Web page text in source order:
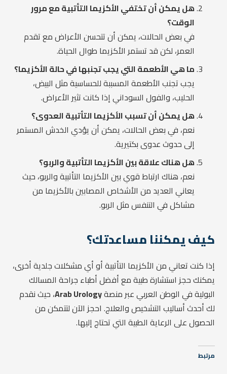
هل يمكن أن تختفي الأكزيما التأتبية مع مرور
الوقت؟
في بعض الحالات، يمكن أن تتحسن الأعراض مع تقدم
العمر، لكن قد تستمر الأكزيما طوال الحياة.
ما هي الأطعمة التي يجب تجنبها في حالة الأكزيما؟
يجب تجنب الأطعمة المسببة للحساسية مثل البيض،
الحليب، والفول السوداني إذا كانت تثير الأعراض.
هل يمكن أن تسبب الأكزيما التأتبية العدوى؟
نعم، في بعض الحالات، يمكن أن يؤدي الخدش المستمر
إلى حدوث عدوى بكتيرية.
هل هناك علاقة بين الأكزيما التأتبية والربو؟
نعم، هناك ارتباط قوي بين الأكزيما التأتبية والربو، حيث
يعاني العديد من الأشخاص المصابين بالأكزيما من
مشاكل في التنفس مثل الربو.
كيف يمكننا مساعدتك؟
إذا كنت تعاني من الأكزيما التأتبية أو أي مشكلات جلدية أخرى،
يمكنك حجز استشارة طبية مع أفضل أطباء جراحة المسالك
البولية في الوطن العربي عبر منصةArab Urology، حيث نقدم
لك أحدث أساليب التشخيص والعلاج. احجز الآن لتتمكن من
الحصول على الرعاية الطبية التي تحتاج إليها.
مرتبط